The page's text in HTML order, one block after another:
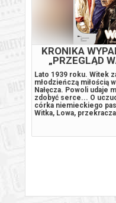
KRONIKA
„PRZEGLĄD
Lato 1939 roku. Witek
młodzieńczą miłością
Nałęcza. Powoli udaje
zdobyć serce... O
córka niemieckiego
Witka, Lowa,
Cecylii i
Bilety24. W przypadku
gwarantujemy